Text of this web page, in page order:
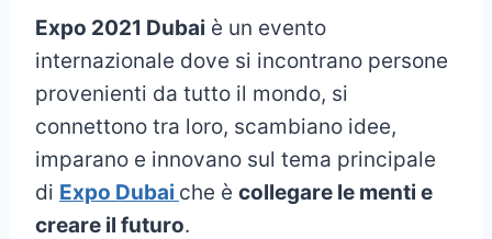
Expo 2021 Dubai è un evento
internazionale dove si incontrano persone
provenienti da tutto il mondo, si
connettono tra loro, scambiano idee,
imparano e innovano sul tema principale
di Expo Dubai che è collegare le menti e
creare il futuro.